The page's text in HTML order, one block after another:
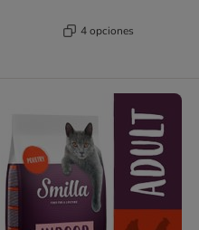
4 opciones